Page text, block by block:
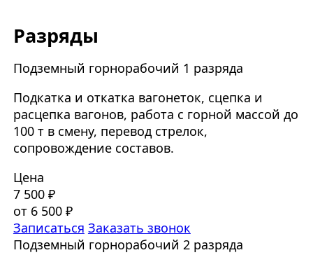
Разряды
Подземный горнорабочий 1 разряда
Подкатка и откатка вагонеток, сцепка и
расцепка вагонов, работа с горной массой до
100 т в смену, перевод стрелок,
сопровождение составов.
Цена
7 500 ₽
от 6 500 ₽
Записаться Заказать звонок
Подземный горнорабочий 2 разряда